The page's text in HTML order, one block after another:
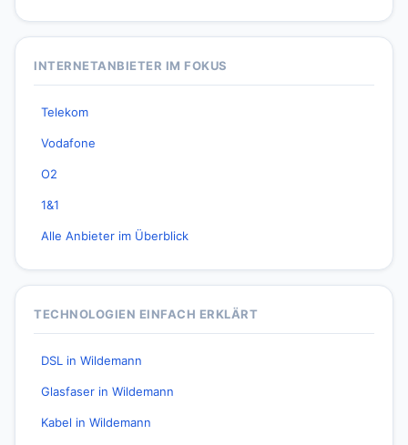
INTERNETANBIETER IM FOKUS
Telekom
Vodafone
O2
1&1
Alle Anbieter im Überblick
TECHNOLOGIEN EINFACH ERKLÄRT
DSL in Wildemann
Glasfaser in Wildemann
Kabel in Wildemann